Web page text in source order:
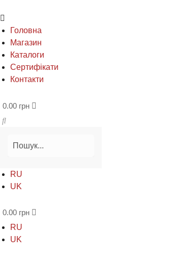
Головна
Магазин
Каталоги
Сертифікати
Контакти
0.00 грн
RU
UK
0.00 грн
RU
UK